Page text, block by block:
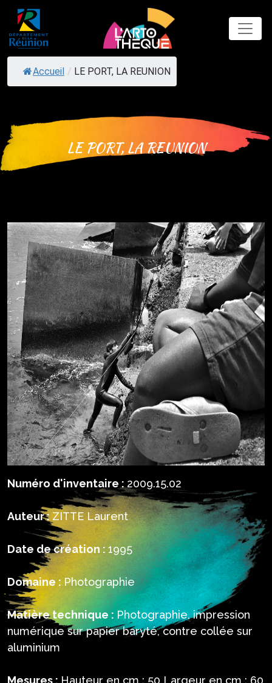
Skip
content
Accueil / LE PORT, LA REUNION
LE PORT, LA REUNION
Numéro d'inventaire : 2009.15.02
Auteur : ZITTE Laurent
Date de création : 1995
Domaine : Photographie
Matière technique : Photographie, impression
numérique sur papier baryté, contre collée sur
aluminium
Mesures : Hauteur en cm : 50 Largeur en cm : 60